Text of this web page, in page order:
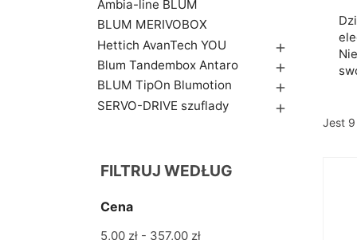
Ambia-line BLUM
BLUM MERIVOBOX
Hettich AvanTech YOU

Blum Tandembox Antaro 
BLUM TipOn Blumotion 
SERVO-DRIVE szuflady 
FILTRUJ WEDŁUG
Cena
5,00 zł - 357,00 zł
Jest